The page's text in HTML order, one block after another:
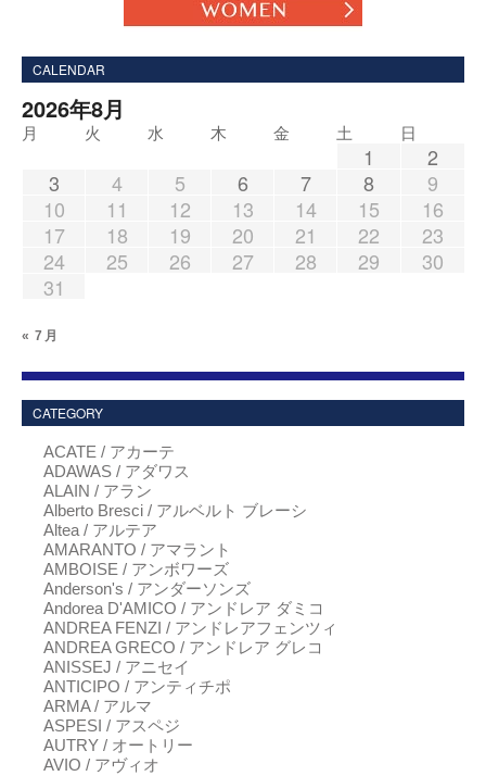
CALENDAR
2026年8月
月 火 水 木 金 土 日
1
2
3
4 5 6 7 8
9
10
11 12 13 14 15
16
17
18 19 20 21 22
23
24
25 26 27 28 29
30
31
« 7月
CATEGORY
ACATE / アカーテ
ADAWAS / アダワス
ALAIN / アラン
Alberto Bresci / アルベルト ブレーシ
Altea / アルテア
AMARANTO / アマラント
AMBOISE / アンボワーズ
Anderson's / アンダーソンズ
Andorea D'AMICO / アンドレア ダミコ
ANDREA FENZI / アンドレアフェンツィ
ANDREA GRECO / アンドレア グレコ
ANISSEJ / アニセイ
ANTICIPO / アンティチポ
ARMA / アルマ
ASPESI / アスペジ
AUTRY / オートリー
AVIO / アヴィオ